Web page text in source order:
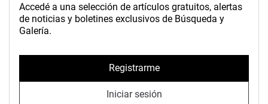
Accedé a una selección de artículos gratuitos, alertas
de noticias y boletines exclusivos de Búsqueda y
Galería.
Registrarme
Iniciar sesión